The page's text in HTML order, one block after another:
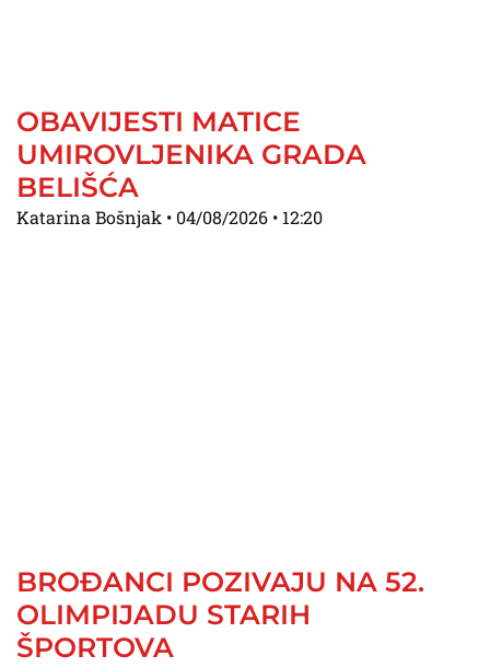
OBAVIJESTI MATICE
UMIROVLJENIKA GRADA
BELIŠĆA
Katarina Bošnjak 04/08/2026 12:20
BROĐANCI POZIVAJU NA 52.
OLIMPIJADU STARIH
ŠPORTOVA